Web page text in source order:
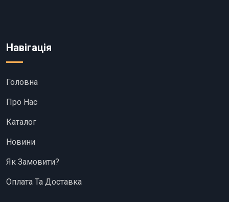
Навігація
Головна
Про Нас
Каталог
Новини
Як Замовити?
Оплата Та Доставка